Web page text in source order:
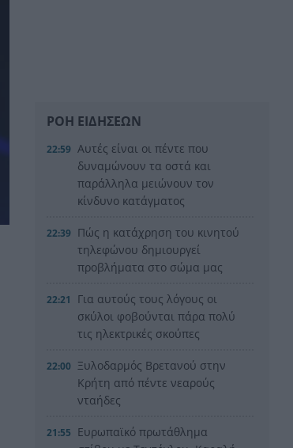
ΡΟΗ ΕΙΔΗΣΕΩΝ
22:59 Αυτές είναι οι πέντε που
δυναμώνουν τα οστά και
παράλληλα μειώνουν τον
κίνδυνο κατάγματος
22:39 Πώς η κατάχρηση του κινητού
τηλεφώνου δημιουργεί
προβλήματα στο σώμα μας
22:21
Για αυτούς τους λόγους οι
σκύλοι φοβούνται πάρα πολύ
τις ηλεκτρικές σκούπες
22:00 Ξυλοδαρμός Βρετανού στην
Κρήτη από πέντε νεαρούς
νταήδες
21:55 Ευρωπαϊκό πρωτάθλημα